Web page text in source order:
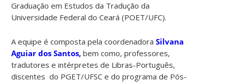
Graduação em Estudos da Tradução da
Universidade Federal do Ceará (POET/UFC).
A equipe é composta pela coordenadoraSilvana
Aguiar dos Santos,bem como, professores,
tradutores e intérpretes de Libras-Português,
discentes do PGET/UFSC e do programa de Pós-